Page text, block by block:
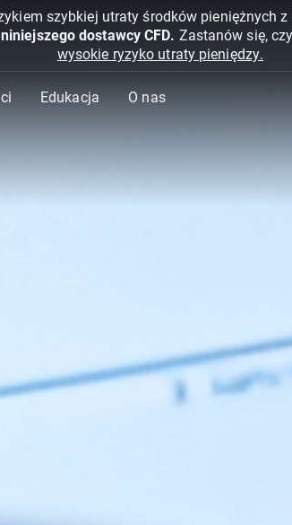
szybkiej utraty środków pieniężnych
dostawcy CFD. Zastanów się,
wysokie ryzyko utraty pieniędzy.
Edukacja O nas